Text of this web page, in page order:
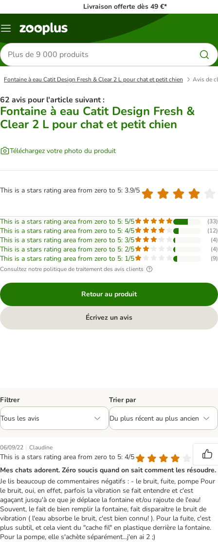
Livraison offerte dès 49 €*
Menu
Rechercher
des
produits
Fontaine à eau Catit Design Fresh & Clear 2 L pour chat et petit chien Avis de
62 avis pour l'article suivant :
Fontaine à eau Catit Design Fresh &
Clear 2 L pour chat et petit chien
Téléchargez votre photo du produit
This is a stars rating area from zero to 5: 3.9/5
This is a stars rating area from zero to 5: 5/5 (33)
This is a stars rating area from zero to 5: 4/5 (12)
This is a stars rating area from zero to 5: 3/5 (4)
This is a stars rating area from zero to 5: 2/5 (4)
This is a stars rating area from zero to 5: 1/5 (9)
Consultez notre politique de traitement des avis clients
Retour au produit
Écrivez un avis
Filtrer Trier par
06/09/22 | Claudine
This is a stars rating area from zero to 5: 4/5
Mes chats adorent. Zéro soucis quand on sait comment les résoudre.
Je lis beaucoup de commentaires négatifs : - le bruit, fuite, pompe Pour
le bruit, oui, en effet, parfois la vibration se fait entendre et c'est
agaçant jusqu'à ce que je déplace la fontaine et/ou rajoute de l'eau!
Souvent, le fait de bien remplir la fontaine, fait disparaitre le bruit de
vibration ( l'eau absorbe le bruit, c'est bien connu! ). Pour la fuite, c'est
plus subtil, et cela vient du "cache fil" en plastique derrière la fontaine.
Pour la pompe, elle s'achète séparément...j'en ai 2 ;)